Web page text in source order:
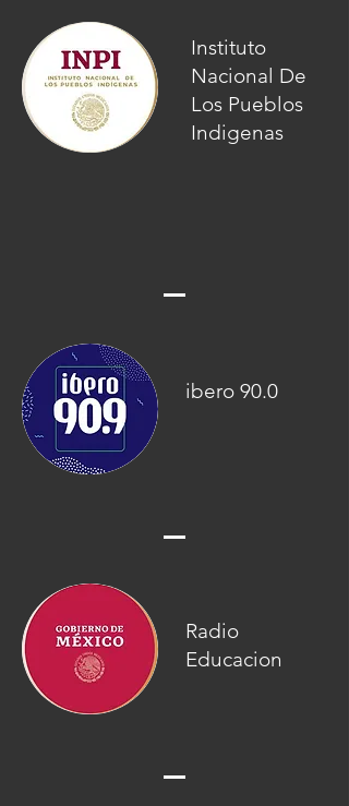
Instituto
Nacional De
Los Pueblos
Indigenas
ibero 90.0
Radio
Educacion